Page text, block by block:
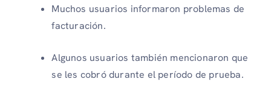
Muchos usuarios informaron problemas de
facturación.
Algunos usuarios también mencionaron que
se les cobró durante el período de prueba.